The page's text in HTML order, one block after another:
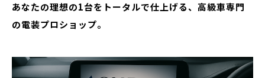
あなたの理想の1台をトータルで仕上げる、高級車専門
の電装プロショップ。